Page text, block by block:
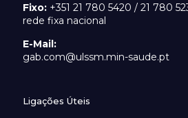
Fixo: +351 21 780 5420 / 21 780
rede fixa nacional
E-Mail:
gab.com@ulssm.min-saude.pt
Ligações Úteis